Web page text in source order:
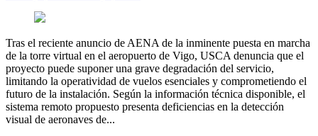
Tras el reciente anuncio de AENA de la inminente puesta en marcha
de la torre virtual en el aeropuerto de Vigo, USCA denuncia que el
proyecto puede suponer una grave degradación del servicio,
limitando la operatividad de vuelos esenciales y comprometiendo el
futuro de la instalación. Según la información técnica disponible, el
sistema remoto propuesto presenta deficiencias en la detección
visual de aeronaves de...